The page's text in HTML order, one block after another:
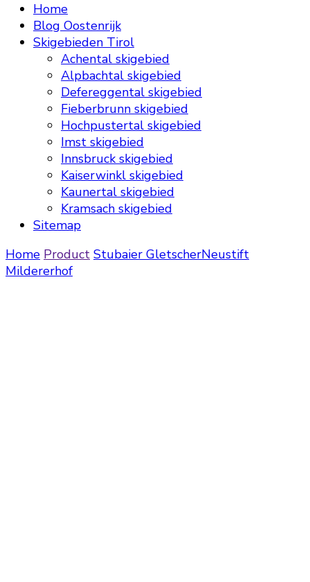
Home
Blog Oostenrijk
Skigebieden Tirol
Achental skigebied
Alpbachtal skigebied
Defereggental skigebied
Fieberbrunn skigebied
Hochpustertal skigebied
Imst skigebied
Innsbruck skigebied
Kaiserwinkl skigebied
Kaunertal skigebied
Kramsach skigebied
Sitemap
Home Product Stubaier GletscherNeustift
Mildererhof